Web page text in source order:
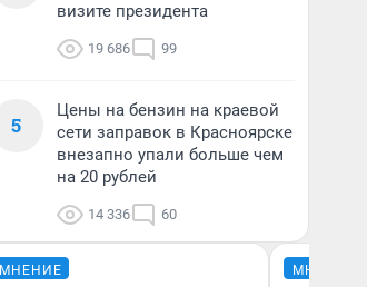
визите президента
19 686 99
5
Цены на бензин на краевой
сети заправок в Красноярске
внезапно упали больше чем
на 20 рублей
14 336 60
МНЕНИЕ МНЕНИЕ